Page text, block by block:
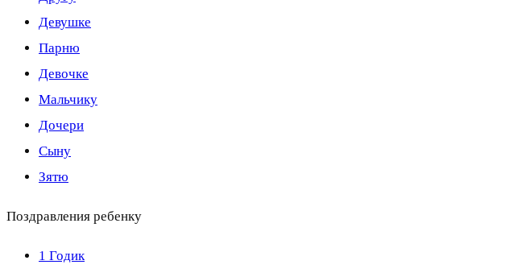
Девушке
Парню
Девочке
Мальчику
Дочери
Сыну
Зятю
Поздравления ребенку
1 Годик